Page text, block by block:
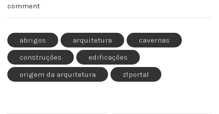
comment
abrigos arquitetura
cavernas
construções
edificações
origem da arquitetura
z1portal